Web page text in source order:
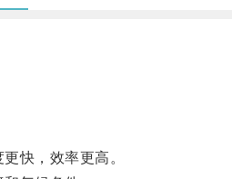
快，效率更高。